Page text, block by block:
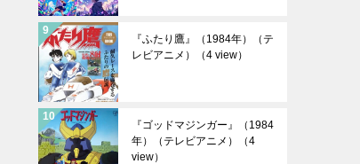
『ふたり鷹』（1984年）（テ
レビアニメ）
（4 view）
『ゴッドマジンガー』（1984
年）（テレビアニメ）
（4
view）